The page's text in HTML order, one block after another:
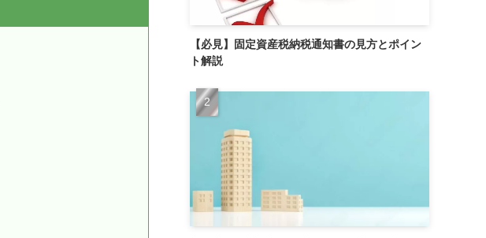
【必見】固定資産税納税通知書の見方とポイン
ト解説